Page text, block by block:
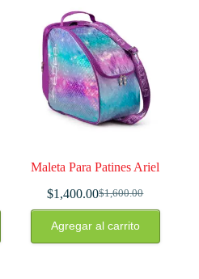
se
pueden
elegir
en
la
página
de
producto
Maleta Para Patines Ariel
$1,600.00
El
precio
original
era:
$1,400.00El
precio
actual
es:
Agregar al carrito